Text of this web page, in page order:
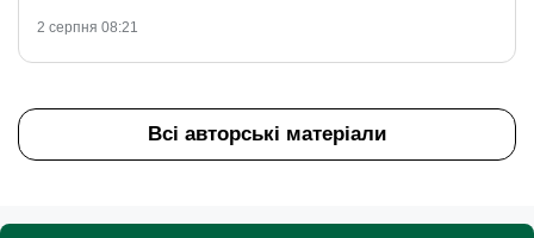
2 серпня 08:21
Всі авторські матеріали